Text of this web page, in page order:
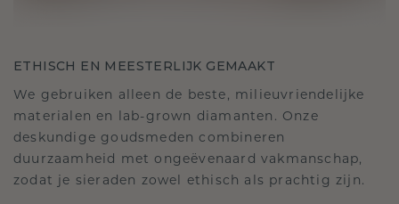
ETHISCH EN MEESTERLIJK GEMAAKT
We gebruiken alleen de beste, milieuvriendelijke
materialen en lab-grown diamanten. Onze
deskundige goudsmeden combineren
duurzaamheid met ongeëvenaard vakmanschap,
zodat je sieraden zowel ethisch als prachtig zijn.